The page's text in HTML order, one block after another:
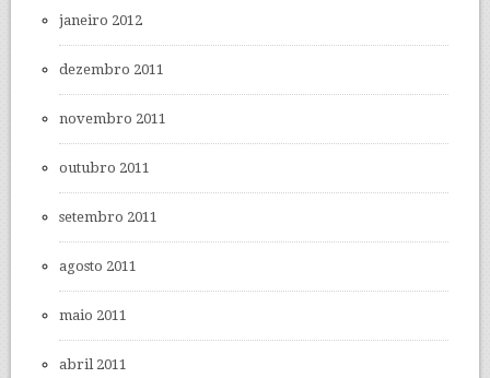
janeiro 2012
dezembro 2011
novembro 2011
outubro 2011
setembro 2011
agosto 2011
maio 2011
abril 2011